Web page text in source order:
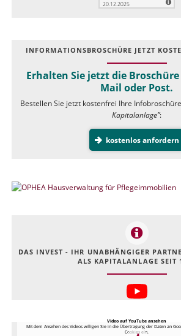
INFOR­MATIONS­BROSCHÜRE JETZT
Erhalten Sie jetzt die
Mail oder Post.
Bestellen Sie jetzt kostenfrei Ihre
Kapitalanlage”:
kostenlos anfordern
DAS INVEST - IHR UNABHÄNGIGER
ALS KAPITALANLAGE SEIT
Video auf YouTube ansehen
Mit dem Ansehen des Videos willigen Sie in die Übertragung der Daten an
Cookies ein.